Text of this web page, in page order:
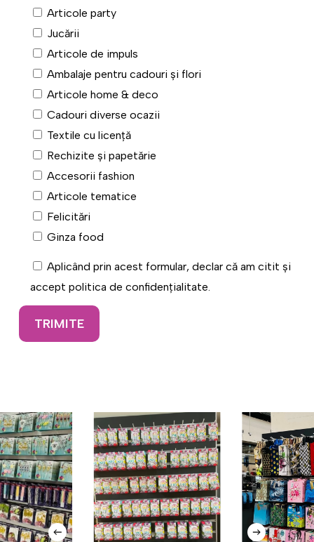
Articole party
Jucării
Articole de impuls
Ambalaje pentru cadouri și flori
Articole home & deco
Cadouri diverse ocazii
Textile cu licență
Rechizite și papetărie
Accesorii fashion
Articole tematice
Felicitări
Ginza food
Aplicând prin acest formular, declar că am citit și
accept politica de confidențialitate.